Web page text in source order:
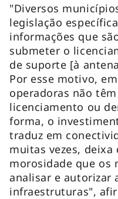
"Diversos
legislação
informações que
submeter o
de suporte [à
Por esse motivo,
operadoras não
licenciamento ou
forma, o
traduz em
muitas vezes, deixa
morosidade que os
analisar e autorizar
infraestruturas",